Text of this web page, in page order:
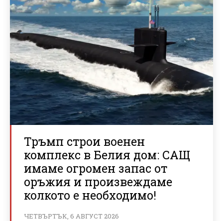
Тръмп строи военен
комплекс в Белия дом: САЩ
имаме огромен запас от
оръжия и произвеждаме
колкото е необходимо!
ЧЕТВЪРТЪК, 6 АВГУСТ 2026